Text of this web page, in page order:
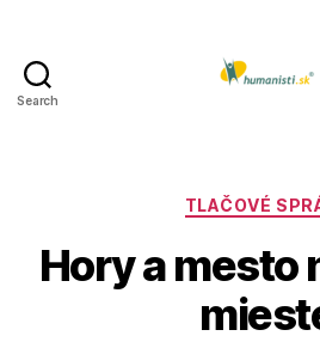
Search
TLAČOVÉ
Hory a mesto